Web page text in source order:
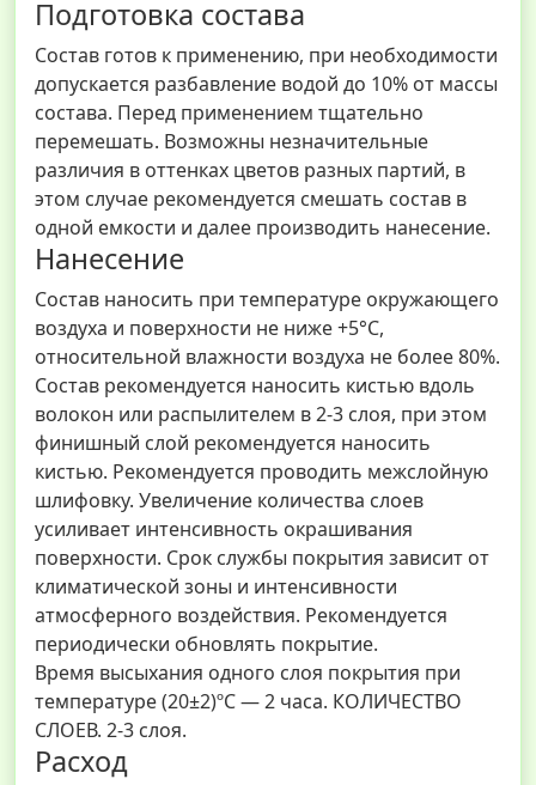
Подготовка состава
Состав готов к применению, при необходимости
допускается разбавление водой до 10% от массы
состава. Перед применением тщательно
перемешать. Возможны незначительные
различия в оттенках цветов разных партий, в
этом случае рекомендуется смешать состав в
одной емкости и далее производить нанесение.
Нанесение
Состав наносить при температуре окружающего
воздуха и поверхности не ниже +5°С,
относительной влажности воздуха не более 80%.
Состав рекомендуется наносить кистью вдоль
волокон или распылителем в 2-3 слоя, при этом
финишный слой рекомендуется наносить
кистью. Рекомендуется проводить межслойную
шлифовку. Увеличение количества слоев
усиливает интенсивность окрашивания
поверхности. Срок службы покрытия зависит от
климатической зоны и интенсивности
атмосферного воздействия. Рекомендуется
периодически обновлять покрытие.
Время высыхания одного слоя покрытия при
температуре (20±2)ºС — 2 часа. КОЛИЧЕСТВО
СЛОЕВ. 2-3 слоя.
Расход